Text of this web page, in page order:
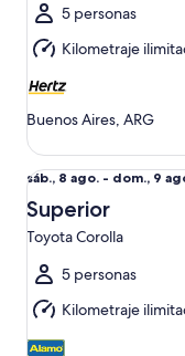
al
jue.,
13
ago.
5 personas
Kilometraje
Buenos Aires, ARG
Del
sáb.,
8
ago.
al
dom.,
9
ago.
sáb., 8 ago. - dom., 9
Superior
Toyota Corolla
5 personas
Kilometraje
Superior Toyota